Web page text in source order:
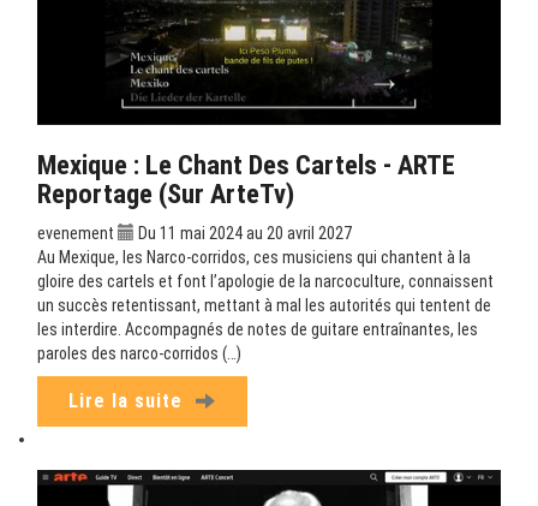
Mexique : Le Chant Des Cartels - ARTE
Reportage (sur ArteTv)
evenement
Du 11 mai 2024 au 20 avril 2027
Au Mexique, les Narco-corridos, ces musiciens qui chantent à la
gloire des cartels et font l’apologie de la narcoculture, connaissent
un succès retentissant, mettant à mal les autorités qui tentent de
les interdire. Accompagnés de notes de guitare entraînantes, les
paroles des narco-corridos (…)
Lire la suite